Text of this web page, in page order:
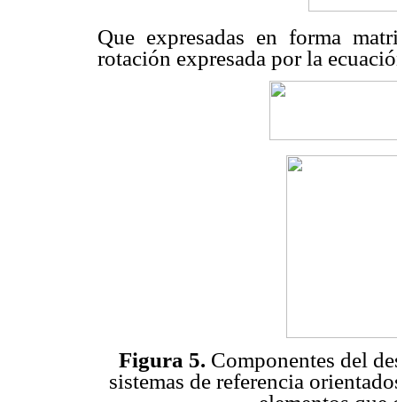
Que expresadas en forma
rotación expresada por la
Figura 5. Componentes del
sistemas de referencia